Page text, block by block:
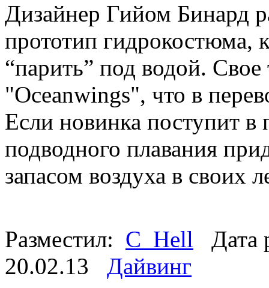
Дизайнер Гийом Бинард
прототип гидрокостюма,
“парить” под водой.
"Oceanwings", что в
Если новинка поступит
подводного плавания
запасом воздуха в своих
Разместил: C_Hell Дата
20.02.13 Дайвинг